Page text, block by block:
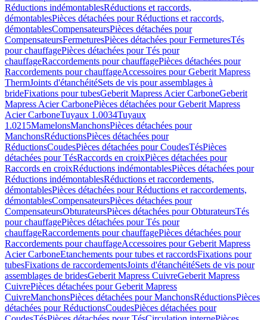
Réductions indémontablesRéductions et raccords,
démontablesPièces détachées pour Réductions et raccords,
démontablesCompensateursPièces détachées pour
CompensateursFermeturesPièces détachées pour FermeturesTés
pour chauffagePièces détachées pour Tés pour
chauffageRaccordements pour chauffagePièces détachées pour
Raccordements pour chauffageAccessoires pour Geberit Mapress
ThermJoints d'étanchéitéSets de vis pour assemblages à
brideFixations pour tubesGeberit Mapress Acier CarboneGeberit
Mapress Acier CarbonePièces détachées pour Geberit Mapress
Acier CarboneTuyaux 1.0034Tuyaux
1.0215MamelonsManchonsPièces détachées pour
ManchonsRéductionsPièces détachées pour
RéductionsCoudesPièces détachées pour CoudesTésPièces
détachées pour TésRaccords en croixPièces détachées pour
Raccords en croixRéductions indémontablesPièces détachées pour
Réductions indémontablesRéductions et raccordements,
démontablesPièces détachées pour Réductions et raccordements,
démontablesCompensateursPièces détachées pour
CompensateursObturateursPièces détachées pour ObturateursTés
pour chauffagePièces détachées pour Tés pour
chauffageRaccordements pour chauffagePièces détachées pour
Raccordements pour chauffageAccessoires pour Geberit Mapress
Acier CarboneEtanchements pour tubes et raccordsFixations pour
tubesFixations de raccordementsJoints d'étanchéitéSets de vis pour
assemblages de bridesGeberit Mapress CuivreGeberit Mapress
CuivrePièces détachées pour Geberit Mapress
CuivreManchonsPièces détachées pour ManchonsRéductionsPièces
détachées pour RéductionsCoudesPièces détachées pour